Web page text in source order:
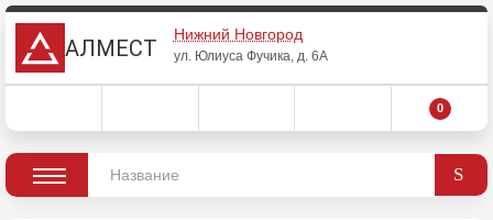
АЛМЕСТ
Нижний Новгород
ул. Юлиуса Фучика, д. 6А
0